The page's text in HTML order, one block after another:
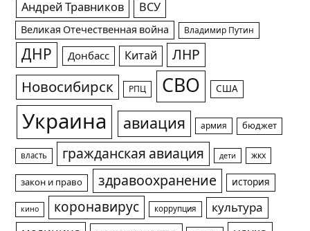
Андрей Травников ВСУ
Великая Отечественная война Владимир Путин
ДНР Донбасс Китай ЛНР
Новосибирск РПЦ СВО США
Украина авиация армия бюджет
власть гражданская авиация дети жкх
закон и право здравоохранение история
кино коронавирус коррупция
культура